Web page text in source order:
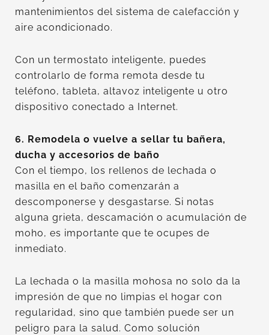
mantenimientos del sistema de calefacción y
aire acondicionado.
Con un termostato inteligente, puedes
controlarlo de forma remota desde tu
teléfono, tableta, altavoz inteligente u otro
dispositivo conectado a Internet.
6. Remodela o vuelve a sellar tu bañera,
ducha y accesorios de baño
Con el tiempo, los rellenos de lechada o
masilla en el baño comenzarán a
descomponerse y desgastarse. Si notas
alguna grieta, descamación o acumulación de
moho, es importante que te ocupes de
inmediato.
La lechada o la masilla mohosa no solo da la
impresión de que no limpias el hogar con
regularidad, sino que también puede ser un
peligro para la salud. Como solución